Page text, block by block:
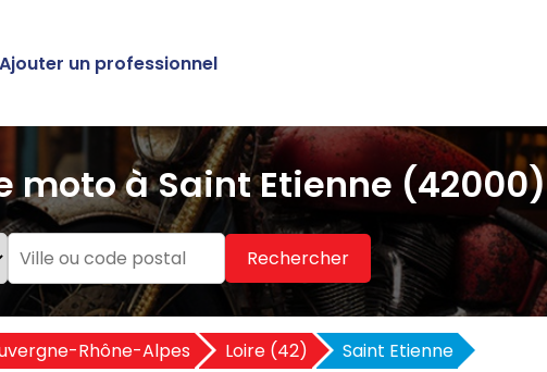
Ajouter un professionnel
moto à Saint Etienne (42000)
Rechercher
Rhône-Alpes Loire (42) Saint Etienne